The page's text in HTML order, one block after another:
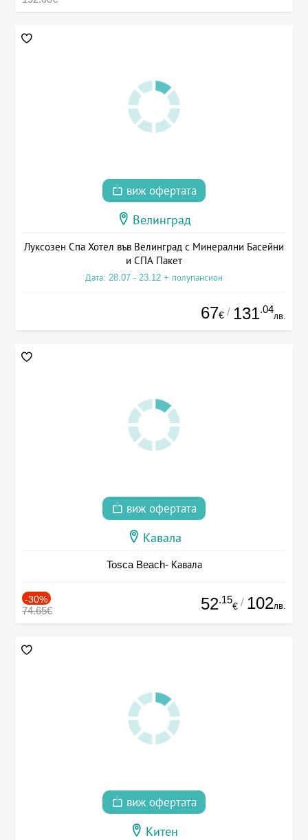
виж офертата
Велинград
Луксозен Спа Хотел във Велинград с Минерални Басейни
и СПА Пакет
Дата: 28.07 - 23.12 + полупансион
67€ / 131.04
лв.
виж офертата
Кавала
Tosca Beach- Кавала
-30%
74.65€ 52.15
€ / 102лв.
виж офертата
Китен